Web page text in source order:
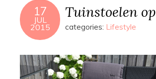
17
JUL
2015
Tuinstoelen
categories: Lifestyle